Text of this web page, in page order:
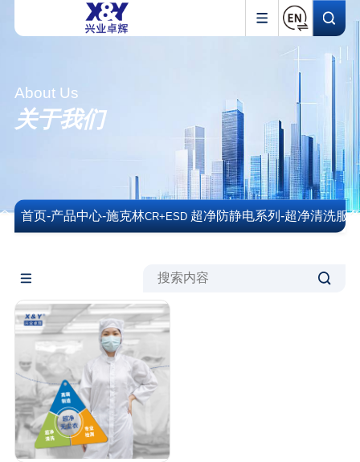
About Us
关于我们
首页-产品中心-施克林CR+ESD超净防静电系列-超净清洗服